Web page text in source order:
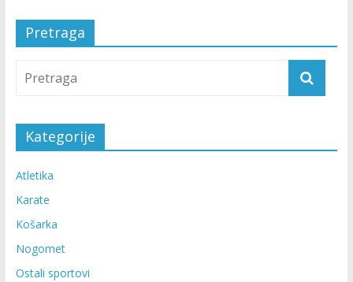
Pretraga
Kategorije
Atletika
Karate
Košarka
Nogomet
Ostali sportovi